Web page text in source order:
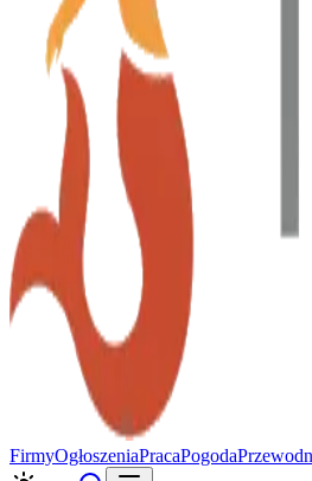
FirmyOgłoszeniaPracaPogoda